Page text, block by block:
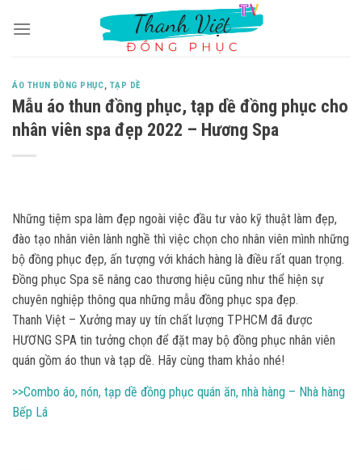
ÁO THUN ĐỒNG PHỤC, TẠP DỀ
Mẫu áo thun đồng phục, tạp dề đồng phục cho
nhân viên spa đẹp 2022 – Hương Spa
Những tiệm spa làm đẹp ngoài việc đầu tư vào kỹ thuật làm đẹp,
đào tạo nhân viên lành nghề thì việc chọn cho nhân viên mình những
bộ đồng phục đẹp, ấn tượng với khách hàng là điều rất quan trọng.
Đồng phục Spa sẽ nâng cao thương hiệu cũng như thể hiện sự
chuyên nghiệp thông qua những mẫu đồng phục spa đẹp.
Thanh Việt – Xưởng may uy tín chất lượng TPHCM đã được
HƯƠNG SPA tin tưởng chọn để đặt may bộ đồng phục nhân viên
quán gồm áo thun và tạp dề. Hãy cùng tham khảo nhé!
>>Combo áo, nón, tạp dề đồng phục quán ăn, nhà hàng – Nhà hàng
Bếp Lá